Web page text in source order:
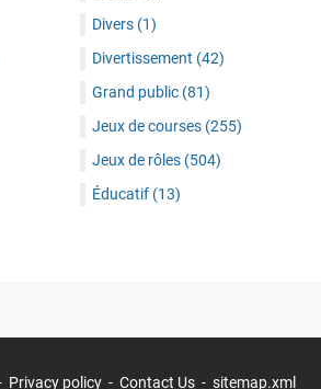
Divers (1)
Divertissement (42)
Grand public (81)
Jeux de courses (255)
Jeux de rôles (504)
Éducatif (13)
Privacy policy Contact Us sitemap.xml